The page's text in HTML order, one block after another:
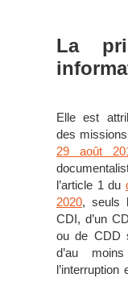
La
Elle est
des
29 août
l’article 1 du
2020, seuls
CDI, d’un
ou de CDD
d’au